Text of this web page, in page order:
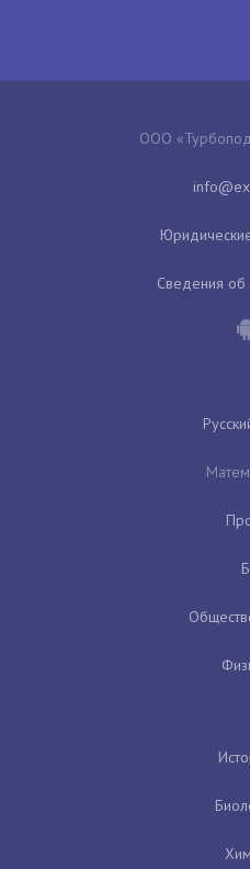
ООО
Сведения об